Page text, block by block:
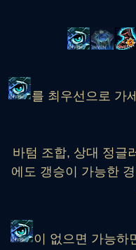
를 최우선으로 가
바텀 조합, 상대 정글
에도 갱승이 가능한
이 없으면 가능하